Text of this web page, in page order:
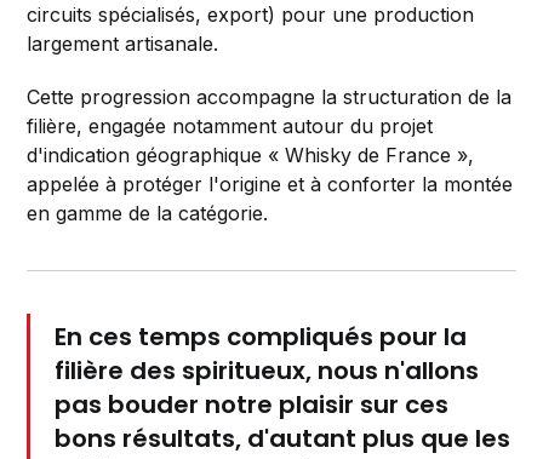
circuits spécialisés, export) pour une production
largement artisanale.
Cette progression accompagne la structuration de la
filière, engagée notamment autour du projet
d'indication géographique « Whisky de France »,
appelée à protéger l'origine et à conforter la montée
en gamme de la catégorie.
En ces temps compliqués pour la
filière des spiritueux, nous n'allons
pas bouder notre plaisir sur ces
bons résultats, d'autant plus que les